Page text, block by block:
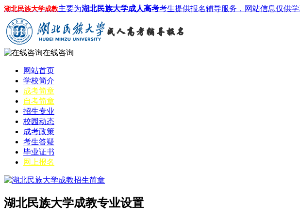
湖北民族大学成教主要为湖北民族大学成人高考考生提供报名辅导服务，网站信息仅供
在线咨询
网站首页
学校简介
成考简章
自考简章
招生专业
校园动态
成考政策
考生答疑
毕业证书
网上报名
湖北民族大学成教专业设置